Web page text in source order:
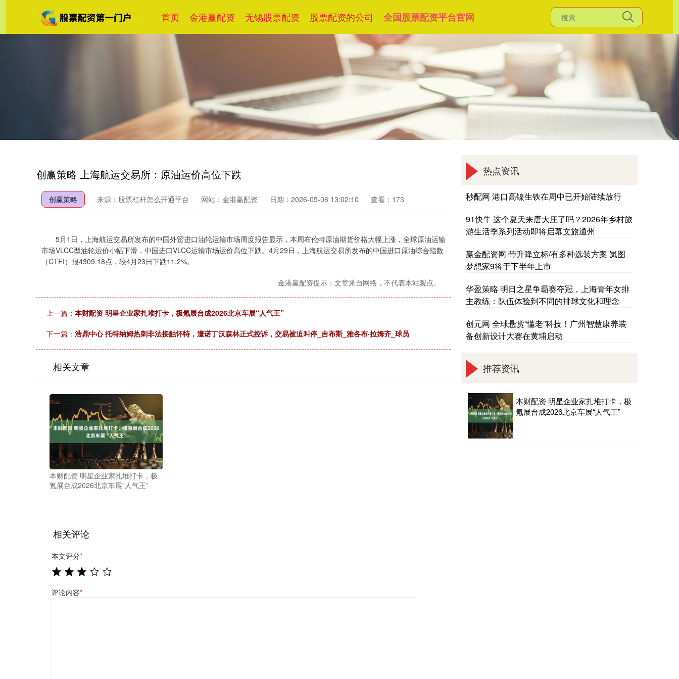
首页 金港赢配资 无锡股票配资 股票配资的公司 全国股票配资平台官网
创赢策略 上海航运交易所：原油运价高位下跌
创赢策略 来源：股票杠杆怎么开通平台 网站：金港赢配资 日期：2026-05-06 13:02:10 查看：173
5月1日，上海航运交易所发布的中国外贸进口油轮运输市场周度报告显示，本周布伦特原油期货价格大幅上涨，全球原油运输
市场VLCC型油轮运价小幅下滑，中国进口VLCC运输市场运价高位下跌。4月29日，上海航运交易所发布的中国进口原油综合指数
（CTFI）报4309.18点，较4月23日下跌11.2%。
金港赢配资提示：文章来自网络，不代表本站观点。
上一篇： 本财配资 明星企业家扎堆打卡，极氪展台成2026北京车展“人气王”
下一篇： 浩鼎中心 托特纳姆热刺非法接触怀特，遭诺丁汉森林正式控诉，交易被迫叫停_吉布斯_雅各布·拉姆齐_球员
相关文章
本财配资 明星企业家扎堆打卡，极
氪展台成2026北京车展“人气王”
相关评论
本文评分*
评论内容*
热点资讯
秒配网 港口高镍生铁在周中已开始陆续放行
91快牛 这个夏天来唐大庄了吗？2026年乡村旅
游生活季系列活动即将启幕文旅通州
赢金配资网 带升降立标/有多种选装方案 岚图
梦想家9将于下半年上市
华盈策略 明日之星争霸赛夺冠，上海青年女排
主教练：队伍体验到不同的排球文化和理念
创元网 全球悬赏“懂老”科技！广州智慧康养装
备创新设计大赛在黄埔启动
推荐资讯
本财配资 明星企业家扎堆打卡，极
氪展台成2026北京车展“人气王”